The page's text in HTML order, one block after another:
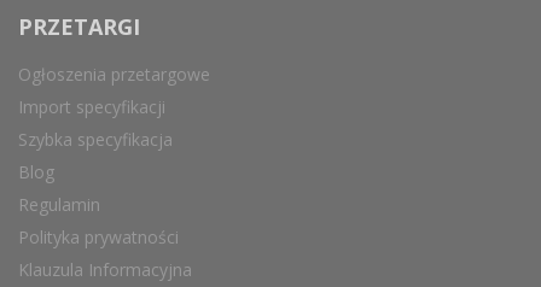
PRZETARGI
Ogłoszenia przetargowe
Import specyfikacji
Szybka specyfikacja
Blog
Regulamin
Polityka prywatności
Klauzula Informacyjna